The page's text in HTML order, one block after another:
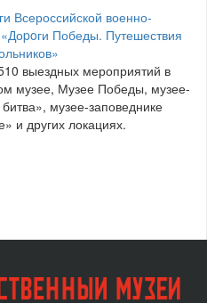
Всероссийской военно-
Победы. Путешествия
выездных мероприятий в
музее, Музее Победы, музее-
музее-заповеднике
и других локациях.